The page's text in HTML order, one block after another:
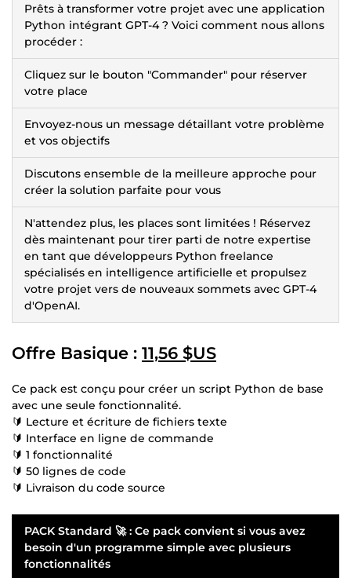
Prêts à transformer votre projet avec une application
Python intégrant GPT-4 ? Voici comment nous allons
procéder :
Cliquez sur le bouton "Commander" pour réserver
votre place
Envoyez-nous un message détaillant votre problème
et vos objectifs
Discutons ensemble de la meilleure approche pour
créer la solution parfaite pour vous
N'attendez plus, les places sont limitées ! Réservez
dès maintenant pour tirer parti de notre expertise
en tant que développeurs Python freelance
spécialisés en intelligence artificielle et propulsez
votre projet vers de nouveaux sommets avec GPT-4
d'OpenAI.
Offre Basique : 11,56 $US
Ce pack est conçu pour créer un script Python de base
avec une seule fonctionnalité.
🔰 Lecture et écriture de fichiers texte
🔰 Interface en ligne de commande
🔰 1 fonctionnalité
🔰 50 lignes de code
🔰 Livraison du code source
PACK Standard 🚀 : Ce pack convient si vous avez
besoin d'un programme simple avec plusieurs
fonctionnalités